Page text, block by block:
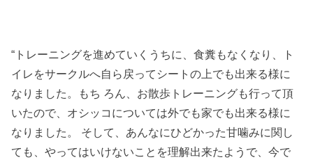
“トレーニングを進めていくうちに、食糞もなくなり、ト
イレをサークルへ自ら戻ってシートの上でも出来る様に
なりました。もち ろん、お散歩トレーニングも行って頂
いたので、オシッコについては外でも家でも出来る様に
なりました。 そして、あんなにひどかった甘噛みに関し
ても、やってはいけないことを理解出来たようで、今で